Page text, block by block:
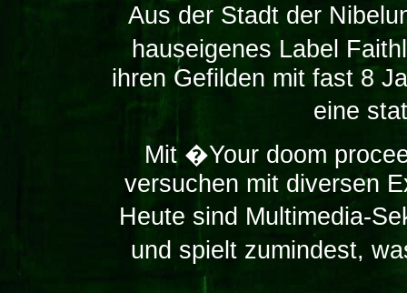
Aus der Stadt der
hauseigenes Label
ihren Gefilden mit fast 8
eine
Mit �Your doom
versuchen mit diversen
Heute sind Multimedia-
und spielt zumindest,